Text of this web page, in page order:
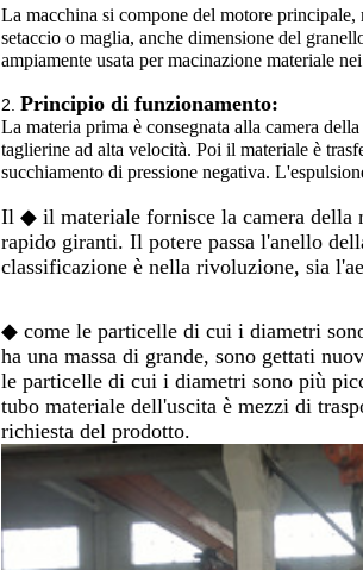
La macchina si compone del motore
setaccio o maglia, anche dimensione del
ampiamente usata per macinazione materiale
2. Principio di funzionamento:
La materia prima è consegnata alla camera
taglierine ad alta velocità. Poi il materiale è
succhiamento di pressione negativa.
Il ◆ il materiale fornisce la camera della
rapido giranti. Il potere passa l'anello
classificazione è nella rivoluzione, sia
◆ come le particelle di cui i diametri
ha una massa di grande, sono gettati
le particelle di cui i diametri sono più
tubo materiale dell'uscita è mezzi di
richiesta del prodotto.